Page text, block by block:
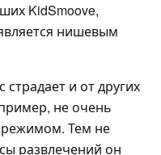
KidSmoove,
нишевым
и от других
не очень
Тем не
развлечений он